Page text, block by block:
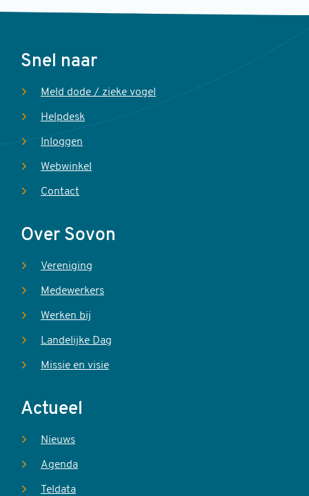
Voet
Snel naar
Meld dode / zieke vogel
Helpdesk
Inloggen
Webwinkel
Contact
Over Sovon
Vereniging
Medewerkers
Werken bij
Landelijke Dag
Missie en visie
Actueel
Nieuws
Agenda
Teldata